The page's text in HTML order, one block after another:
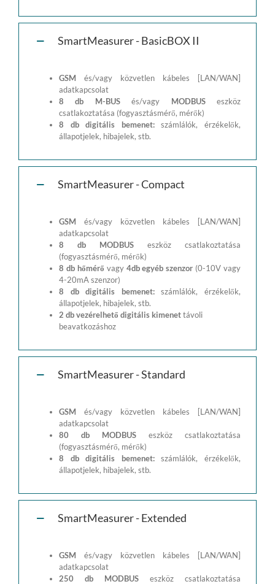
SmartMeasurer - BasicBOX II
GSM és/vagy közvetlen kábeles [LAN/WAN]
adatkapcsolat
8 db M-BUSés/vagy MODBUSeszköz
csatlakoztatása (fogyasztásmérő, mérők)
8 db digitális bemenet:számlálók, érzékelők,
állapotjelek, hibajelek, stb.
SmartMeasurer - Compact
GSM és/vagy közvetlen kábeles [LAN/WAN]
adatkapcsolat
8 db MODBUS eszköz csatlakoztatása
(fogyasztásmérő, mérők)
8 db hőmérő vagy 4db egyéb szenzor (0-10V vagy
4-20mA szenzor)
8 db digitális bemenet:számlálók, érzékelők,
állapotjelek, hibajelek, stb.
2 db vezérelhető digitális kimenettávoli
beavatkozáshoz
SmartMeasurer - Standard
GSM és/vagy közvetlen kábeles [LAN/WAN]
adatkapcsolat
80 db MODBUS eszköz csatlakoztatása
(fogyasztásmérő, mérők)
8 db digitális bemenet:számlálók, érzékelők,
állapotjelek, hibajelek, stb.
SmartMeasurer - Extended
GSM és/vagy közvetlen kábeles [LAN/WAN]
adatkapcsolat
250 db MODBUS eszköz csatlakoztatása